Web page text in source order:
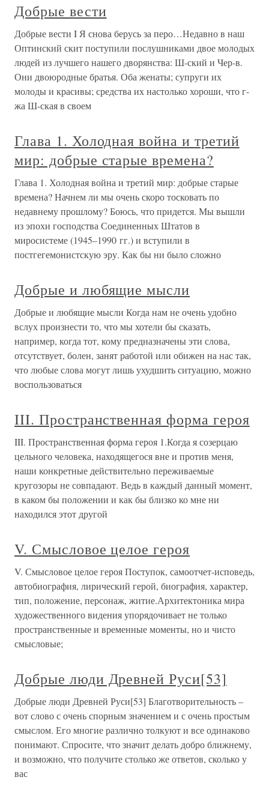
Добрые вести
Добрые вести I Я снова берусь за перо…Недавно в наш
Оптинский скит поступили послушниками двое молодых
людей из лучшего нашего дворянства: Ш-ский и Чер-в.
Они двоюродные братья. Оба женаты; супруги их
молоды и красивы; средства их настолько хороши, что г-
жа Ш-ская в своем
Глава 1. Холодная война и третий
мир: добрые старые времена?
Глава 1. Холодная война и третий мир: добрые старые
времена? Начнем ли мы очень скоро тосковать по
недавнему прошлому? Боюсь, что придется. Мы вышли
из эпохи господства Соединенных Штатов в
миросистеме (1945–1990 гг.) и вступили в
постгегемонистскую эру. Как бы ни было сложно
Добрые и любящие мысли
Добрые и любящие мысли Когда нам не очень удобно
вслух произнести то, что мы хотели бы сказать,
например, когда тот, кому предназначены эти слова,
отсутствует, болен, занят работой или обижен на нас так,
что любые слова могут лишь ухудшить ситуацию, можно
воспользоваться
III. Пространственная форма героя
III. Пространственная форма героя 1.Когда я созерцаю
цельного человека, находящегося вне и против меня,
наши конкретные действительно переживаемые
кругозоры не совпадают. Ведь в каждый данный момент,
в каком бы положении и как бы близко ко мне ни
находился этот другой
V. Смысловое целое героя
V. Смысловое целое героя Поступок, самоотчет-исповедь,
автобиография, лирический герой, биография, характер,
тип, положение, персонаж, житие.Архитектоника мира
художественного видения упорядочивает не только
пространственные и временные моменты, но и чисто
смысловые;
Добрые люди Древней Руси[53]
Добрые люди Древней Руси[53] Благотворительность –
вот слово с очень спорным значением и с очень простым
смыслом. Его многие различно толкуют и все одинаково
понимают. Спросите, что значит делать добро ближнему,
и возможно, что получите столько же ответов, сколько у
вас